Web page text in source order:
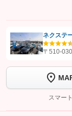
【STEP1】認証画面で
トーク画面
完了してく
ネクステ
〒510-
スマー